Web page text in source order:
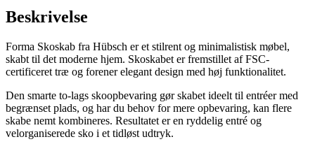
Beskrivelse
Forma Skoskab fra Hübsch er et stilrent og minimalistisk møbel,
skabt til det moderne hjem. Skoskabet er fremstillet af FSC-
certificeret træ og forener elegant design med høj funktionalitet.
Den smarte to-lags skoopbevaring gør skabet ideelt til entréer med
begrænset plads, og har du behov for mere opbevaring, kan flere
skabe nemt kombineres. Resultatet er en ryddelig entré og
velorganiserede sko i et tidløst udtryk.